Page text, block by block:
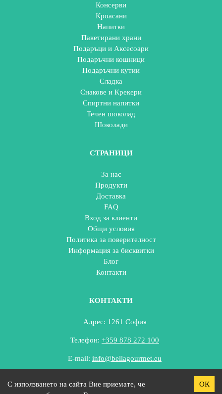
Консерви
Кроасани
Напитки
Пакетирани храни
Подаръци и Аксесоари
Подаръчни кошници
Подаръчни кутии
Сладка
Снакове и Крекери
Спиртни напитки
Течен шоколад
Шоколади
СТРАНИЦИ
За нас
Продукти
Доставка
FAQ
Вход за клиенти
Общи условия
Политика за поверителност
Информация за бисквитки
Блог
Контакти
КОНТАКТИ
Адрес: 1261 София
Телефон: +359 878 272 100
E-mail: info@bellagourmet.eu
Copyright ©2026. All Rights Reserved
С използването на сайта Вие приемате, че
ОК